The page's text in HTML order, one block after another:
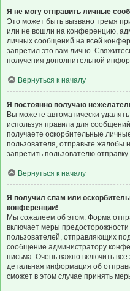
Я не могу отправить личные
Это может быть вызвано тремя
или не вошли на конференцию,
личных сообщений на всей
запретил это вам лично.
получения дополнительной
Вернуться к началу
Я постоянно получаю
Вы можете автоматически
используя правила для
получаете оскорбительные
пользователя, отправьте жалобы
запретить пользователю
Вернуться к началу
Я получил спам или
конференции!
Мы сожалеем об этом. Форма
включает меры
пользователей, отправляющих
сообщение администратору
письма. Очень важно включить все
детальная информация об
сможет в этом случае принять